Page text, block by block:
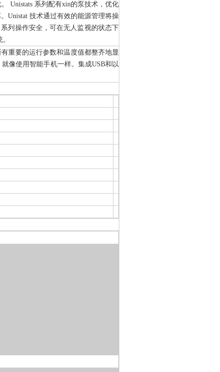
Unistats 系列配有xin的泵技术，优化
Unistat 技术通过有效的能源管理将操
列操作安全，可在无人监视的状态下
。
重要的运行参数和温度值都整齐地显
像使用智能手机一样。集成USB和以